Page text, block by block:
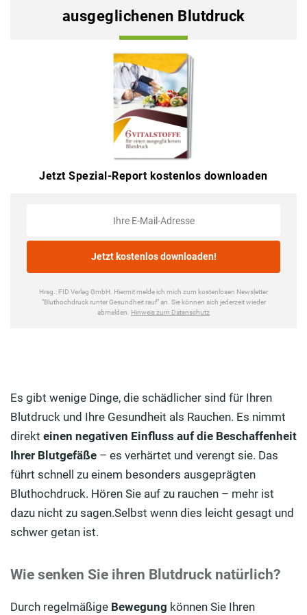
Es gibt wenige Dinge, die schädlicher sind für Ihren
Blutdruck und Ihre Gesundheit als Rauchen. Es nimmt
direkt einen negativen Einfluss auf die Beschaffenheit
Ihrer Blutgefäße – es verhärtet und verengt sie. Das
führt schnell zu einem besonders ausgeprägten
Bluthochdruck. Hören Sie auf zu rauchen – mehr ist
dazu nicht zu sagen.Selbst wenn dies leicht gesagt und
schwer getan ist.
Wie senken Sie ihren Blutdruck natürlich?
Durch regelmäßige Bewegung können Sie Ihren